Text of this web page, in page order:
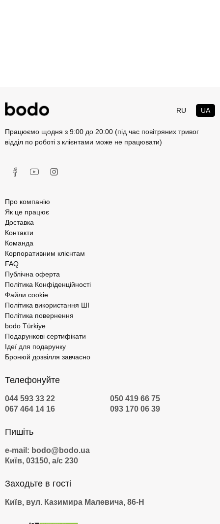
RU UA
Працюємо щодня з 9:00 до 20:00 (під час повітряних тривог
відділ по роботі з клієнтами може не працювати)
Про компанію
Як це працює
Доставка
Контакти
Команда
Корпоративним клієнтам
FAQ
Публічна оферта
Політика Конфіденційності
Файли cookie
Політика використання ШІ
Політика повернення
bodo Türkiye
Подарункові сертифікати
Ідеї для подарунку
Бронюй дозвілля завчасно
Телефонуйте
044 593 33 22
050 419 66 75
067 464 14 16
093 170 06 39
Пишіть
e-mail: bodo@bodo.ua
Київ, 03150, а/с 230
Заходьте в гості
Київ, вул. Казимира Малевича, 86-Н